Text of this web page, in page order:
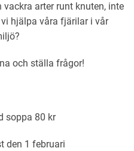
arter runt knuten, inte
hjälpa våra fjärilar i vår
och ställa frågor!
soppa 80 kr
den 1 februari